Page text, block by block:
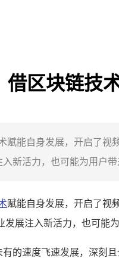
区块链技
赋能自身发展，开启了
新活力，也可能为用户
赋能自身发展，开启了视
发展注入新活力，也可能
的速度飞速发展，深刻